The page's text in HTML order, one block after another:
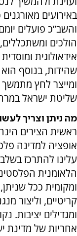
באירועים
והשב”כ פועלים
הולכים
אידאולוגית
שהידות, בנוסף
ומייצר לחץ
שליטת ישראל
מה ניתן וצריך
ראשית הצירים
אופציה למדינה
עלינו להתרכז
הלאומנית
ומקומית ככל
קריטיים, וליצור
ומגדילים יציבות.
אחריות של מדינת